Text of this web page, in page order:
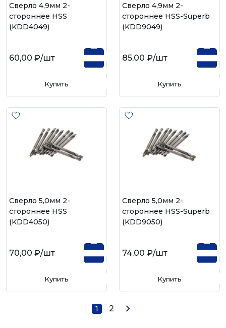
Сверло 4,9мм 2-
стороннее HSS
(KDD4049)
60,00 ₽/шт
Купить
Сверло 4,9мм 2-
стороннее HSS-Superb
(KDD9049)
85,00 ₽/шт
Купить
Сверло 5,0мм 2-
стороннее HSS
(KDD4050)
70,00 ₽/шт
Купить
Сверло 5,0мм 2-
стороннее HSS-Superb
(KDD9050)
74,00 ₽/шт
Купить
1 2